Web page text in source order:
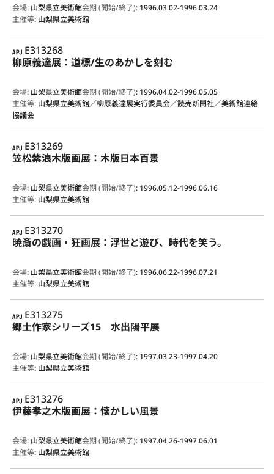
会場: 山梨県立美術館会期 (開始/終了): 1996.03.02-1996.03.24
主催等: 山梨県立美術館
APJ
E313268
柳原義達展：道標/生のあかしを刻む
会場: 山梨県立美術館会期 (開始/終了): 1996.04.02-1996.05.05
主催等: 山梨県立美術館／柳原義達展実行委員会／読売新聞社／美術館連絡
協議会
APJ
E313269
笠松紫浪木版画展：木版日本百景
会場: 山梨県立美術館会期 (開始/終了): 1996.05.12-1996.06.16
主催等: 山梨県立美術館
APJ
E313270
暁斎の戯画・狂画展：浮世と遊び、時代を笑う。
会場: 山梨県立美術館会期 (開始/終了): 1996.06.22-1996.07.21
主催等: 山梨県立美術館
APJ
E313275
郷土作家シリーズ15 水出陽平展
会場: 山梨県立美術館会期 (開始/終了): 1997.03.23-1997.04.20
主催等: 山梨県立美術館
APJ
E313276
伊藤孝之木版画展：懐かしい風景
会場: 山梨県立美術館会期 (開始/終了): 1997.04.26-1997.06.01
主催等: 山梨県立美術館